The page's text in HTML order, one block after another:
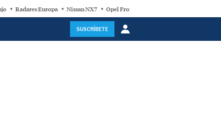
Radares Europa Nissan NX7 Opel Frontera Electric
SUSCRÍBETE